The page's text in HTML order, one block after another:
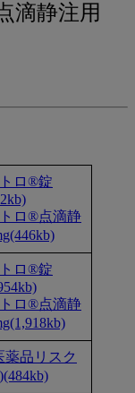
滴静注用
ロ®錠
ロ®点滴静
ロ®錠
ロ®点滴静
品リスク